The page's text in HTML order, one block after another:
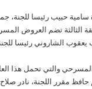
سامية حبيب رئيسا للجنة،
الثالثة تضم العروض
الشاروني رئيسا
والتي تحمل هذا
حافظ مقرر اللجنة، نادر